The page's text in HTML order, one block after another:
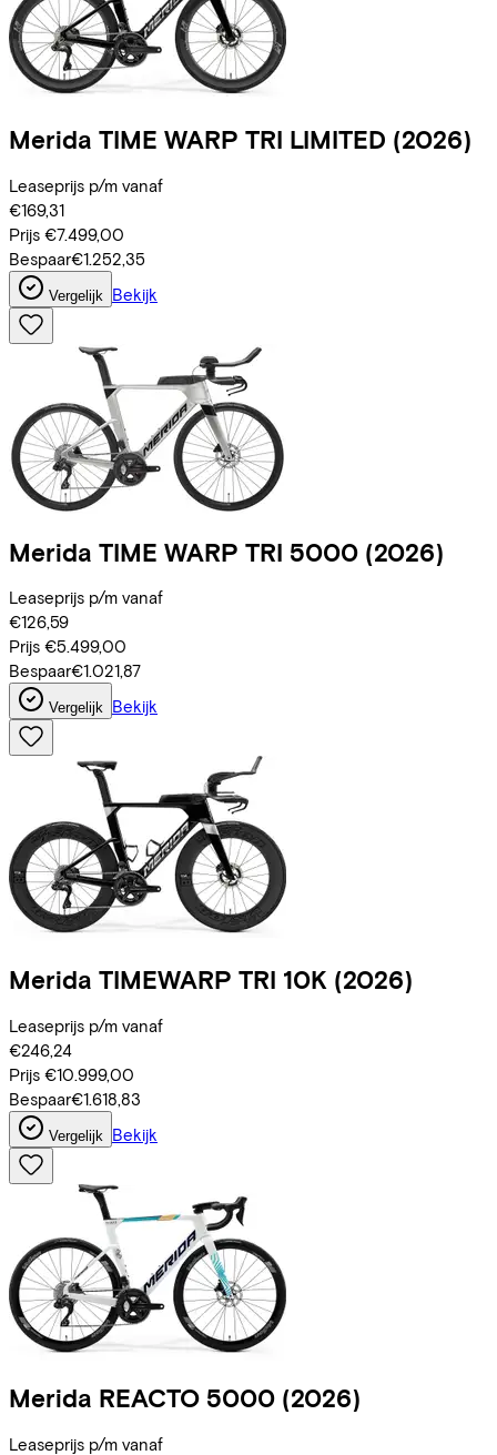
Merida TIME WARP TRI LIMITED (2026)
Leaseprijs p/m vanaf
€169,31
Prijs €7.499,00
Bespaar€1.252,35
Vergelijk Bekijk
Merida TIME WARP TRI 5000 (2026)
Leaseprijs p/m vanaf
€126,59
Prijs €5.499,00
Bespaar€1.021,87
Vergelijk Bekijk
Merida TIMEWARP TRI 10K (2026)
Leaseprijs p/m vanaf
€246,24
Prijs €10.999,00
Bespaar€1.618,83
Vergelijk Bekijk
Merida REACTO 5000 (2026)
Leaseprijs p/m vanaf